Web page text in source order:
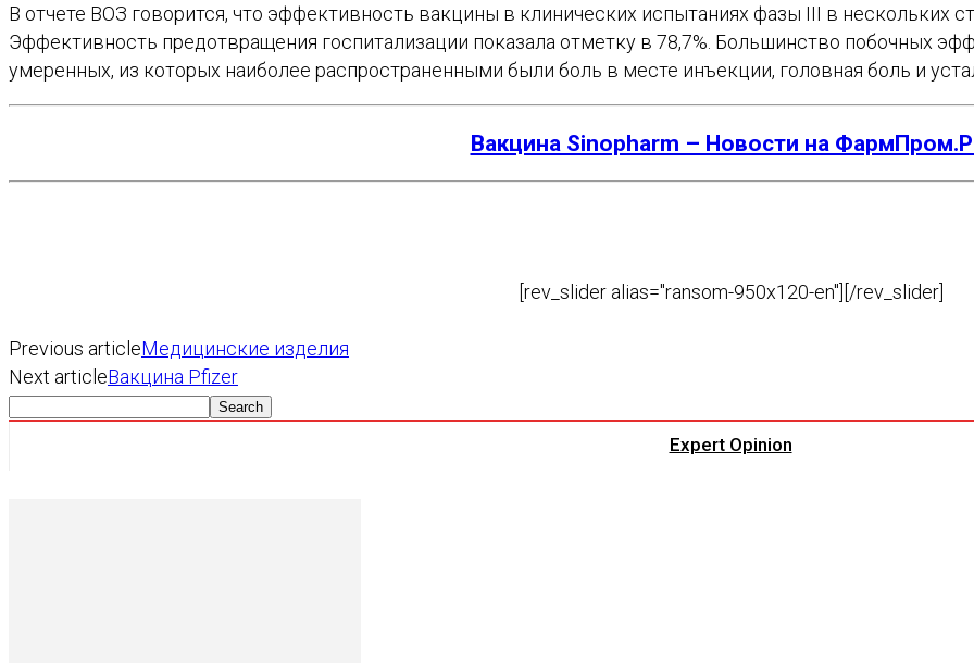
В отчете ВОЗ говорится, что эффективность вакцины в клинических испытаниях фазы III в нескольких
Эффективность предотвращения госпитализации показала отметку в 78,7%. Большинство побочных
умеренных, из которых наиболее распространенными были боль в месте инъекции, головная боль и
Вакцина Sinopharm – Новости на
[rev_slider alias="ransom-950x120-en"][/rev_slider]
Previous articleМедицинские изделия
Next articleВакцина Pfizer
Expert Opinion